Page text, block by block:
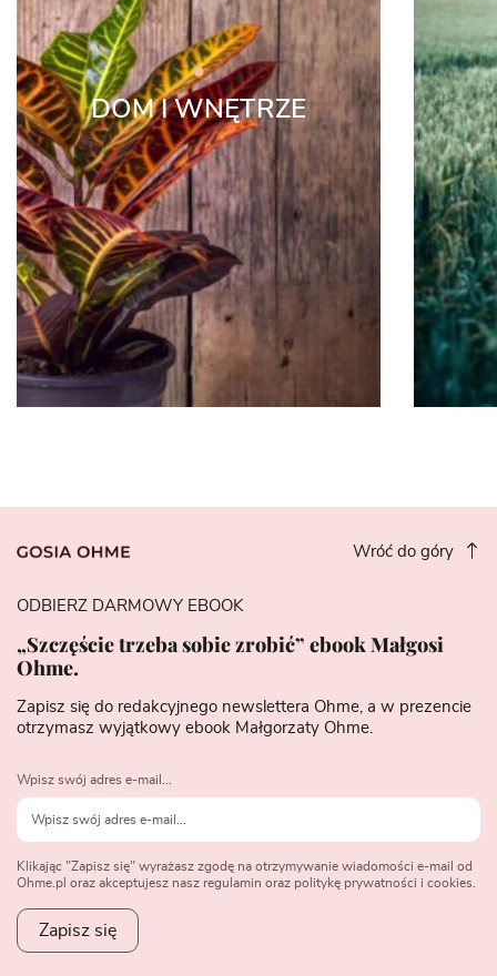
DOM I WNĘTRZE
Wróć do góry
ODBIERZ DARMOWY EBOOK
„Szczęście trzeba sobie zrobić” ebook Małgosi
Ohme.
Zapisz się do redakcyjnego newslettera Ohme, a w prezencie
otrzymasz wyjątkowy ebook Małgorzaty Ohme.
Wpisz swój adres e-mail...
Klikając "Zapisz się" wyrażasz zgodę na otrzymywanie wiadomości e-mail od
Ohme.pl oraz akceptujesz nasz regulamin oraz politykę prywatności i cookies.
Zapisz się